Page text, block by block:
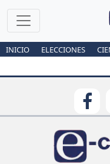
INICIO ELECCIONES